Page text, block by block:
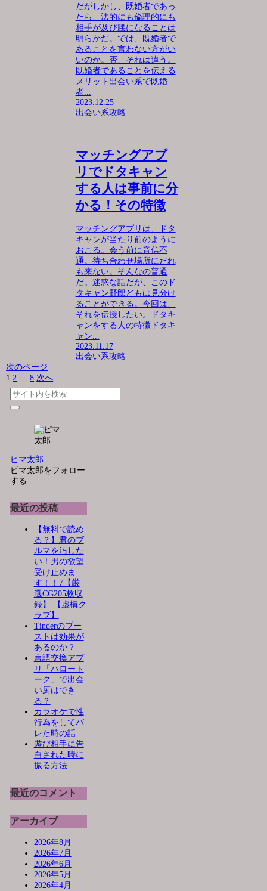
だがしかし、既婚者であっ
たら、法的にも倫理的にも
相手が及び腰になることは
明らかだ。では、既婚者で
あることを言わない方がい
いのか。否、それは違う。
既婚者であることを伝える
メリット出会い系で既婚
者...
2023.12.25
出会い系攻略
マッチングアプ
リでドタキャン
する人は事前に分
かる！その特徴
マッチングアプリは、ドタ
キャンが当たり前のように
おこる。会う前に音信不
通。待ち合わせ場所にだれ
も来ない。そんなの普通
だ。迷惑な話だが、このド
タキャン野郎どもは見分け
ることができる。今回は、
それを伝授したい。ドタキ
ャンをする人の特徴ドタキ
ャン...
2023.11.17
出会い系攻略
次のページ
1 2 … 8 次へ
ピマ太郎
ピマ太郎をフォロー
する
最近の投稿
【無料で読め
る？】君のブ
ルマを汚した
い！男の欲望
受け止めま
す！！7【厳
選CG205枚収
録】 【虚構ク
ラブ】
Tinderのブー
ストは効果が
あるのか？
言語交換アプ
リ「ハロート
ーク」で出会
い厨はでき
る？
カラオケで性
行為をしてバ
レた時の話
遊び相手に告
白された時に
振る方法
最近のコメント
アーカイブ
2026年8月
2026年7月
2026年6月
2026年5月
2026年4月